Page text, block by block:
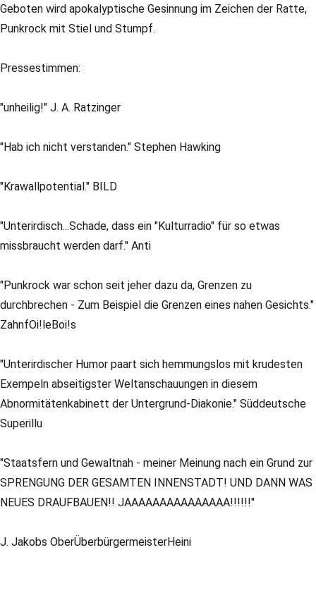
Geboten wird apokalyptische Gesinnung im Zeichen der Ratte,
Punkrock mit Stiel und Stumpf.
Pressestimmen:
"unheilig!" J. A. Ratzinger
"Hab ich nicht verstanden." Stephen Hawking
"Krawallpotential." BILD
"Unterirdisch...Schade, dass ein "Kulturradio" für so etwas
missbraucht werden darf." Anti
"Punkrock war schon seit jeher dazu da, Grenzen zu
durchbrechen - Zum Beispiel die Grenzen eines nahen Gesichts."
ZahnfOi!leBoi!s
"Unterirdischer Humor paart sich hemmungslos mit krudesten
Exempeln abseitigster Weltanschauungen in diesem
Abnormitätenkabinett der Untergrund-Diakonie." Süddeutsche
Superillu
"Staatsfern und Gewaltnah - meiner Meinung nach ein Grund zur
SPRENGUNG DER GESAMTEN INNENSTADT! UND DANN WAS
NEUES DRAUFBAUEN!! JAAAAAAAAAAAAAAA!!!!!!"
J. Jakobs OberÜberbürgermeisterHeini